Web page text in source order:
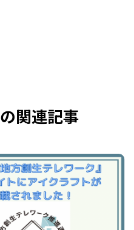
の関連記事